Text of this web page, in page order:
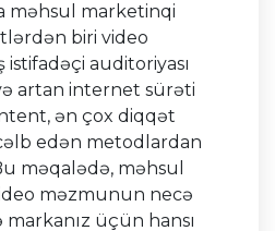
məhsul marketinqi
biri video
auditoriyası
artan internet sürəti
ən çox diqqət
edən metodlardan
məqalədə, məhsul
məzmunun necə
üçün hansı